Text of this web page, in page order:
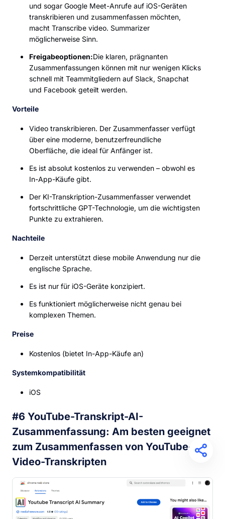
und sogar Google Meet-Anrufe auf iOS-Geräten
transkribieren und zusammenfassen möchten,
macht Transcribe video. Summarizer
möglicherweise Sinn.
Freigabeoptionen:Die klaren, prägnanten
Zusammenfassungen können mit nur wenigen Klicks
schnell mit Teammitgliedern auf Slack, Snapchat
und Facebook geteilt werden.
Vorteile
Video transkribieren. Der Zusammenfasser verfügt
über eine moderne, benutzerfreundliche
Oberfläche, die ideal für Anfänger ist.
Es ist absolut kostenlos zu verwenden – obwohl es
In-App-Käufe gibt.
Der KI-Transkription-Zusammenfasser verwendet
fortschrittliche GPT-Technologie, um die wichtigsten
Punkte zu extrahieren.
Nachteile
Derzeit unterstützt diese mobile Anwendung nur die
englische Sprache.
Es ist nur für iOS-Geräte konzipiert.
Es funktioniert möglicherweise nicht genau bei
komplexen Themen.
Preise
Kostenlos (bietet In-App-Käufe an)
Systemkompatibilität
iOS
#6 YouTube-Transkript-AI-
Zusammenfassung: Am besten geeignet
zum Zusammenfassen von YouTube-
Video-Transkripten